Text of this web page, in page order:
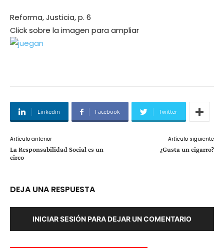
Reforma, Justicia, p. 6
Click sobre la imagen para ampliar
Linkedin Facebook Twitter
Artículo anterior
La Responsabilidad Social es un
circo
Artículo siguiente
¿Gusta un cigarro?
DEJA UNA RESPUESTA
INICIAR SESIÓN PARA DEJAR UN COMENTARIO